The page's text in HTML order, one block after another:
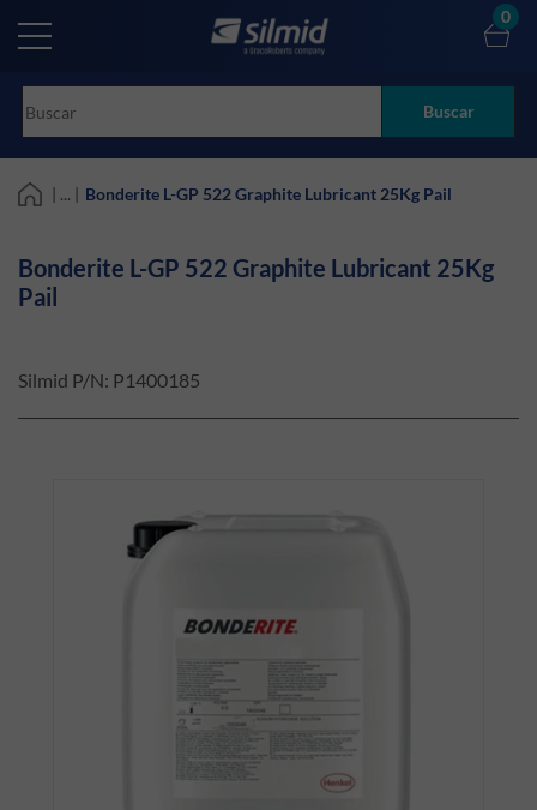
main
Buscar
0
| ... | Bonderite L-GP 522 Graphite Lubricant 25Kg Pail
Bonderite L-GP 522 Graphite Lubricant 25Kg
Pail
Silmid P/N: P1400185